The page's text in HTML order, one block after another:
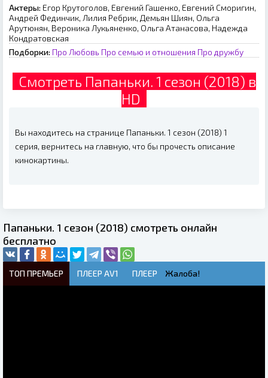
Актеры: Егор Крутоголов, Евгений Гашенко, Евгений Сморигин,
Андрей Фединчик, Лилия Ребрик, Демьян Шиян, Ольга
Арутюнян, Вероника Лукьяненко, Ольга Атанасова, Надежда
Кондратовская
Подборки: Про Любовь Про семью и отношения Про дружбу
Смотреть Папаньки. 1 сезон (2018) в
HD
Вы находитесь на странице Папаньки. 1 сезон (2018) 1
серия, вернитесь на главную, что бы прочесть описание
кинокартины.
Папаньки. 1 сезон (2018) смотреть онлайн
бесплатно
ТОП ПРЕМЬЕР ПЛЕЕР AV1 ПЛЕЕР Жалоба!